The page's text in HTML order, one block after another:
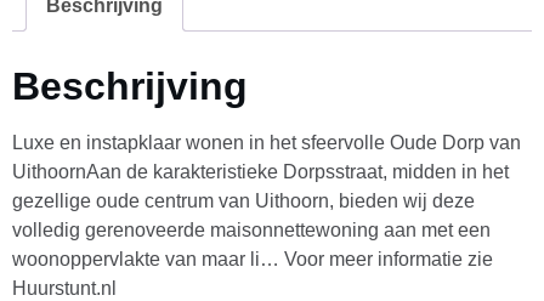
Beschrijving
Beschrijving
Luxe en instapklaar wonen in het sfeervolle Oude Dorp van
UithoornAan de karakteristieke Dorpsstraat, midden in het
gezellige oude centrum van Uithoorn, bieden wij deze
volledig gerenoveerde maisonnettewoning aan met een
woonoppervlakte van maar li… Voor meer informatie zie
Huurstunt.nl